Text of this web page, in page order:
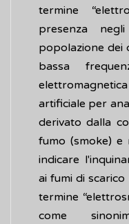
termine
presenza
popolazione dei
bassa
artificiale per
derivato dalla
fumo (smoke) e
indicare
ai fumi di
termine
come